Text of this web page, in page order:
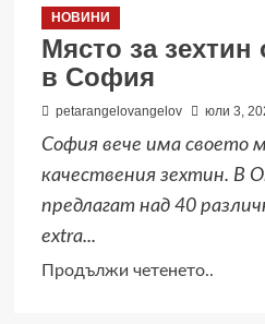
да
–
НОВИНИ
Място за зехтин
в София
petarangelovangelov юли 3,
София вече има своето
качествения зехтин. В
предлагат над 40
extra...
Продължи четенето..